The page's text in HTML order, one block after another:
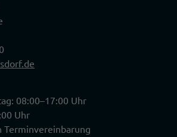
08:00–17:00 Uhr
Uhr
Terminvereinbarung